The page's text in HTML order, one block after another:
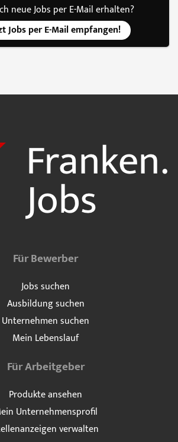
neue Jobs per E-Mail erhalten?
Jobs per E-Mail empfangen!
Für Bewerber
Jobs suchen
Ausbildung suchen
Unternehmen suchen
Mein Lebenslauf
Für Arbeitgeber
Produkte ansehen
Unternehmensprofil
verwalten